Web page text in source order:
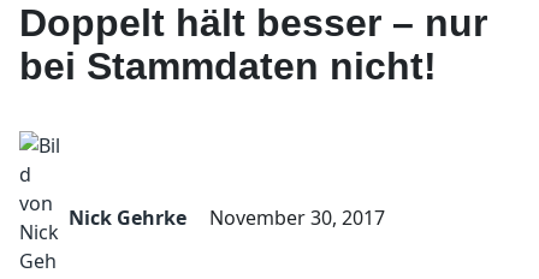
Doppelt hält besser – nur
bei Stammdaten nicht!
Nick Gehrke November 30, 2017